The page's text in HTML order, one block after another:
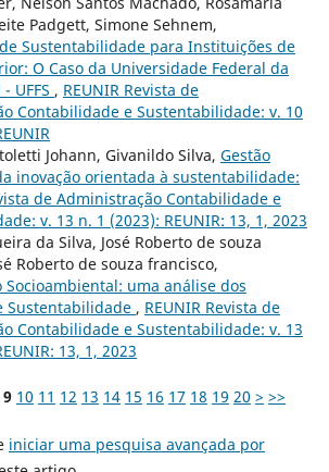
Padgett, Simone Sehnem,
Sustentabilidade para Instituições de
O Caso da Universidade Federal da
UFFS , REUNIR Revista de
Contabilidade e Sustentabilidade: v. 10
Johann, Givanildo Silva, Gestão
inovação orientada à sustentabilidade:
de Administração Contabilidade e
v. 13 n. 1 (2023): REUNIR: 13, 1, 2023
da Silva, José Roberto de souza
Roberto de souza francisco,
Socioambiental: uma análise dos
Sustentabilidade , REUNIR Revista de
Contabilidade e Sustentabilidade: v. 13
13, 1, 2023
9 10 11 12 13 14 15 16 17 18 19 20 > >>
iniciar uma pesquisa avançada por